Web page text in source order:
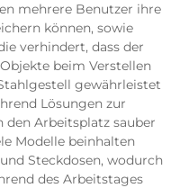
mehrere Benutzer ihre
können, sowie
verhindert, dass der
beim Verstellen
gewährleistet
Lösungen zur
Arbeitsplatz sauber
Modelle beinhalten
Steckdosen, wodurch
des Arbeitstages